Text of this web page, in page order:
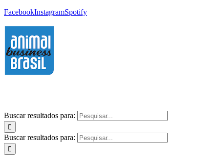
FacebookInstagramSpotify
Buscar resultados para:
Buscar resultados para: